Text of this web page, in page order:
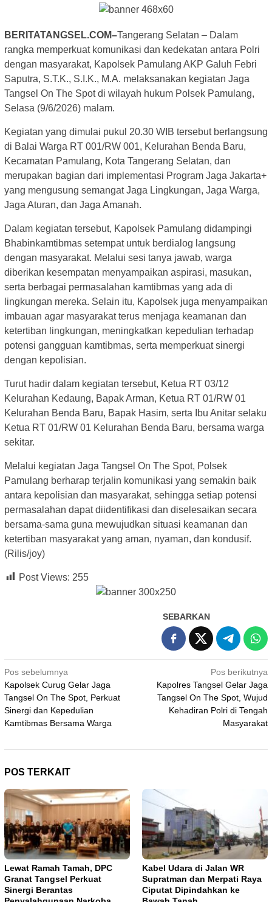
BERITATANGSEL.COM–Tangerang Selatan – Dalam
rangka memperkuat komunikasi dan kedekatan antara Polri
dengan masyarakat, Kapolsek Pamulang AKP Galuh Febri
Saputra, S.T.K., S.I.K., M.A. melaksanakan kegiatan Jaga
Tangsel On The Spot di wilayah hukum Polsek Pamulang,
Selasa (9/6/2026) malam.
Kegiatan yang dimulai pukul 20.30 WIB tersebut berlangsung
di Balai Warga RT 001/RW 001, Kelurahan Benda Baru,
Kecamatan Pamulang, Kota Tangerang Selatan, dan
merupakan bagian dari implementasi Program Jaga Jakarta+
yang mengusung semangat Jaga Lingkungan, Jaga Warga,
Jaga Aturan, dan Jaga Amanah.
Dalam kegiatan tersebut, Kapolsek Pamulang didampingi
Bhabinkamtibmas setempat untuk berdialog langsung
dengan masyarakat. Melalui sesi tanya jawab, warga
diberikan kesempatan menyampaikan aspirasi, masukan,
serta berbagai permasalahan kamtibmas yang ada di
lingkungan mereka. Selain itu, Kapolsek juga menyampaikan
imbauan agar masyarakat terus menjaga keamanan dan
ketertiban lingkungan, meningkatkan kepedulian terhadap
potensi gangguan kamtibmas, serta memperkuat sinergi
dengan kepolisian.
Turut hadir dalam kegiatan tersebut, Ketua RT 03/12
Kelurahan Kedaung, Bapak Arman, Ketua RT 01/RW 01
Kelurahan Benda Baru, Bapak Hasim, serta Ibu Anitar selaku
Ketua RT 01/RW 01 Kelurahan Benda Baru, bersama warga
sekitar.
Melalui kegiatan Jaga Tangsel On The Spot, Polsek
Pamulang berharap terjalin komunikasi yang semakin baik
antara kepolisian dan masyarakat, sehingga setiap potensi
permasalahan dapat diidentifikasi dan diselesaikan secara
bersama-sama guna mewujudkan situasi keamanan dan
ketertiban masyarakat yang aman, nyaman, dan kondusif.
(Rilis/joy)
Post Views: 255
SEBARKAN
Navigasi
pos
Pos sebelumnya
Kapolsek Curug Gelar Jaga
Tangsel On The Spot, Perkuat
Sinergi dan Kepedulian
Kamtibmas Bersama Warga
Pos berikutnya
Kapolres Tangsel Gelar Jaga
Tangsel On The Spot, Wujud
Kehadiran Polri di Tengah
Masyarakat
POS TERKAIT
Lewat Ramah Tamah, DPC
Granat Tangsel Perkuat
Sinergi Berantas
Kabel Udara di Jalan WR
Supratman dan Merpati Raya
Ciputat Dipindahkan ke